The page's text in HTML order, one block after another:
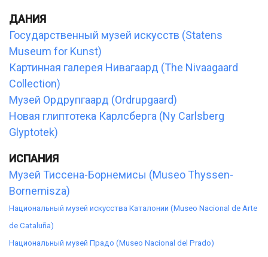
ДАНИЯ
Государственный музей искусств (Statens
Museum for Kunst)
Картинная галерея Нивагаард (The Nivaagaard
Collection)
Музей Ордрупгаард (Ordrupgaard)
Новая глиптотека Карлсберга (Ny Carlsberg
Glyptotek)
ИСПАНИЯ
Музей Тиссена-Борнемисы (Museo Thyssen-
Bornemisza)
Национальный музей искусства Каталонии (Museo Nacional de Arte
de Cataluña)
Национальный музей Прадо (Museo Nacional del Prado)